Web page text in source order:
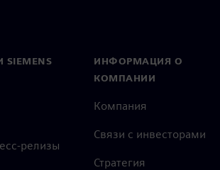
релизы
ИНФОРМАЦИЯ О
КОМПАНИИ
Компания
Связи с инвесторами
Стратегия